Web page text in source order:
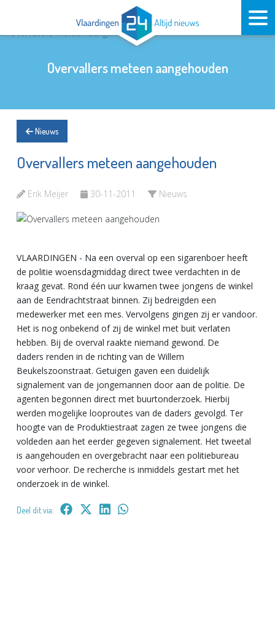
Overvallers meteen aangehouden
Nieuws
Overvallers meteen aangehouden
Erik Meijer 30-11-2011 Nieuws
VLAARDINGEN - Na een overval op een sigarenboer heeft
de politie woensdagmiddag direct twee verdachten in de
kraag gevat. Rond één uur kwamen twee jongens de winkel
aan de Eendrachtstraat binnen. Zij bedreigden een
medewerker met een mes. Vervolgens gingen zij er vandoor.
Het is nog onbekend of zij de winkel met buit verlaten
hebben. Bij de overval raakte niemand gewond. De
daders renden in de richting van de Willem
Beukelszoonstraat. Getuigen gaven een duidelijk
signalement van de jongemannen door aan de politie. De
agenten begonnen direct met buurtonderzoek. Hierbij
werden mogelijke looproutes van de daders gevolgd. Ter
hoogte van de Produktiestraat zagen ze twee jongens die
voldeden aan het eerder gegeven signalement. Het tweetal
is aangehouden en overgebracht naar een politiebureau
voor verhoor. De recherche is inmiddels gestart met het
onderzoek in de winkel.
Deel dit via: